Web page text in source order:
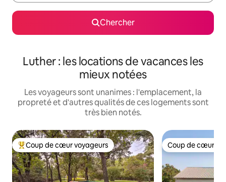
Chercher
Luther : les locations de vacances les
mieux notées
Les voyageurs sont unanimes : l'emplacement, la
propreté et d'autres qualités de ces logements sont
très bien notés.
Coup de cœur voyageurs parmi les plus aimés
Coup de cœur voyageurs Coup de cœur
Coup de cœur